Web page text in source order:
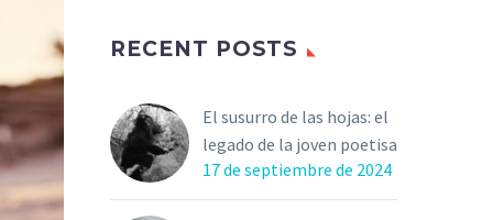
RECENT POSTS
El susurro de las hojas: el
legado de la joven poetisa
17 de septiembre de 2024